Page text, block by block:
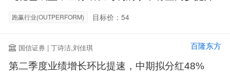
跑赢行业(OUTPERFORM) 目标价：54
国信证券 | 丁诗洁,刘佳琪 百隆东方
第二季度业绩增长环比提速，中期拟分红48%